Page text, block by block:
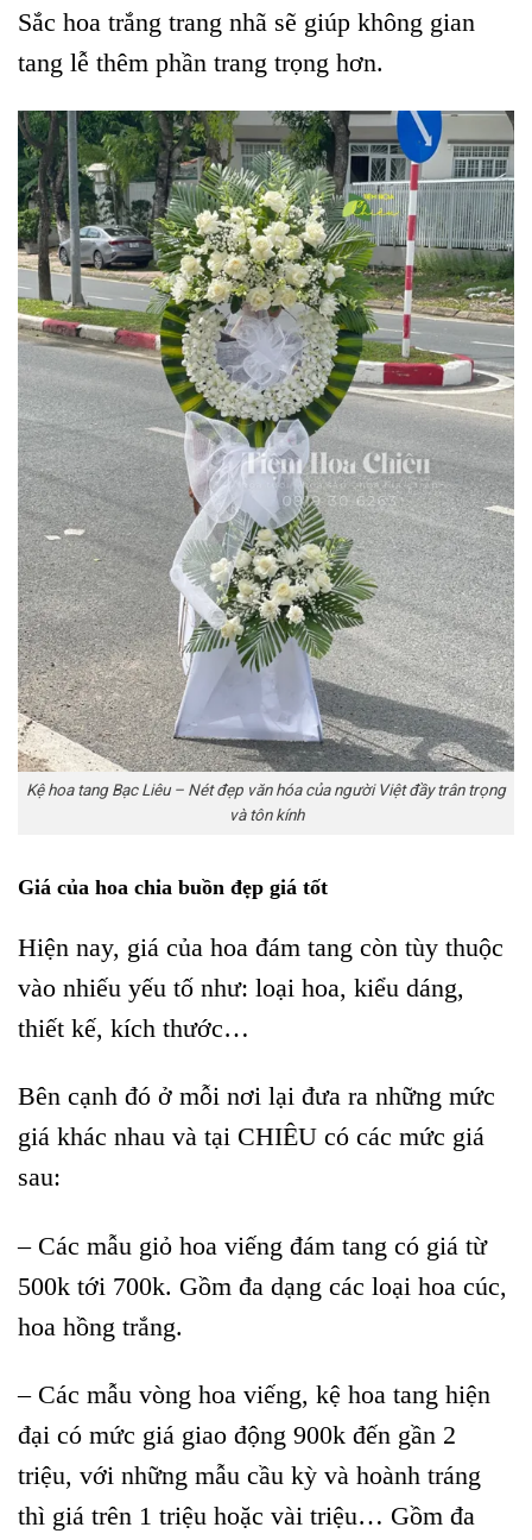
Sắc hoa trắng trang nhã sẽ giúp không gian
tang lễ thêm phần trang trọng hơn.
Kệ hoa tang Bạc Liêu – Nét đẹp văn hóa của người Việt đầy trân trọng
và tôn kính
Giá của hoa chia buồn đẹp giá tốt
Hiện nay, giá của hoa đám tang còn tùy thuộc
vào nhiếu yếu tố như: loại hoa, kiểu dáng,
thiết kế, kích thước…
Bên cạnh đó ở mỗi nơi lại đưa ra những mức
giá khác nhau và tại CHIÊU có các mức giá
sau:
– Các mẫu giỏ hoa viếng đám tang có giá từ
500k tới 700k. Gồm đa dạng các loại hoa cúc,
hoa hồng trắng.
– Các mẫu vòng hoa viếng, kệ hoa tang hiện
đại có mức giá giao động 900k đến gần 2
triệu, với những mẫu cầu kỳ và hoành tráng
thì giá trên 1 triệu hoặc vài triệu… Gồm đa